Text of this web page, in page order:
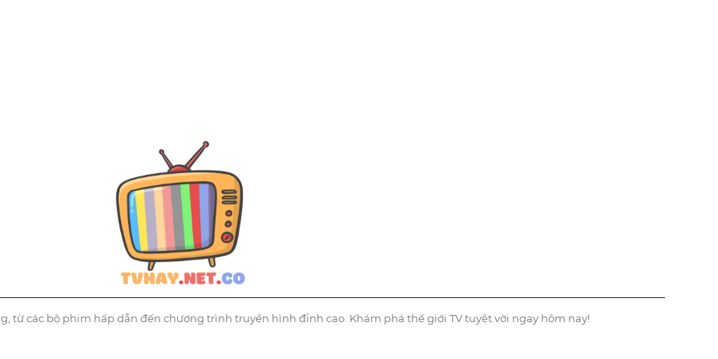
từ các bộ phim hấp dẫn đến chương trình truyền hình đỉnh cao. Khám phá thế giới TV tuyệt vời ngay hôm nay!